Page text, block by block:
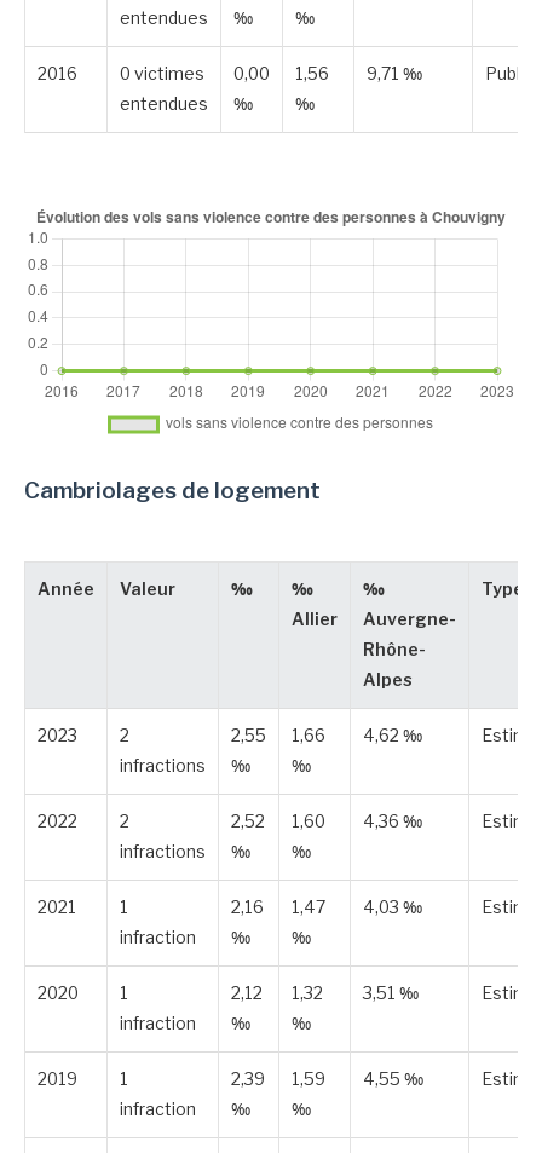
entendues
‰
‰
2016
0 victimes
entendues
0,00
‰
1,56
‰
9,71 ‰
Cambriolages de logement
Année Valeur ‰
‰
Allier
‰
Auvergne-
Rhône-
Alpes
Type
2023
2
infractions
2,55
‰
1,66
‰
4,62 ‰
2022
2
infractions
2,52
‰
1,60
‰
4,36 ‰
2021
1
infraction
2,16
‰
1,47
‰
4,03 ‰
2020
1
infraction
2,12
‰
1,32
‰
3,51 ‰
2019
1
infraction
2,39
‰
1,59
‰
4,55 ‰